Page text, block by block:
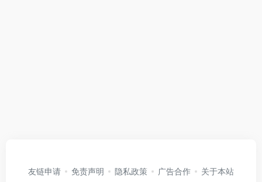
友链申请 免责声明 隐私政策 广告合作 关于本站